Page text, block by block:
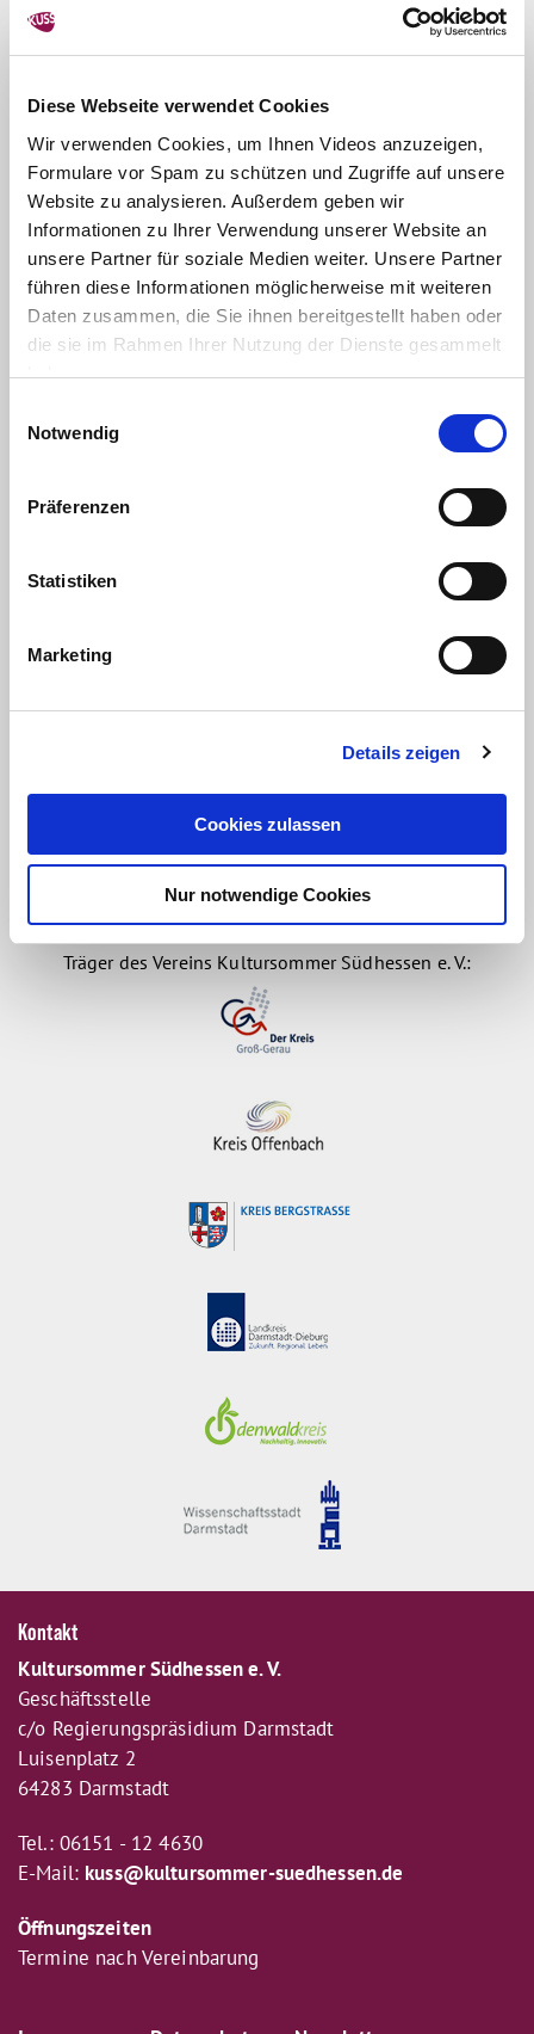
Diese Webseite verwendet Cookies
Wir verwenden Cookies, um Ihnen Videos anzuzeigen,
Formulare vor Spam zu schützen und Zugriffe auf unsere
Website zu analysieren. Außerdem geben wir
Informationen zu Ihrer Verwendung unserer Website an
unsere Partner für soziale Medien weiter. Unsere Partner
führen diese Informationen möglicherweise mit weiteren
Daten zusammen, die Sie ihnen bereitgestellt haben oder
die sie im Rahmen Ihrer Nutzung der Dienste gesammelt
haben.
Notwendig
Präferenzen
Statistiken
Marketing
Details zeigen
Cookies zulassen
Nur notwendige Cookies
Träger des Vereins Kultursommer Südhessen e. V.:
Kontakt
Kultursommer Südhessen e. V.
Geschäftsstelle
c/o Regierungspräsidium Darmstadt
Luisenplatz 2
64283 Darmstadt
Tel.: 06151 - 12 4630
E-Mail: kuss@kultursommer-suedhessen.de
Öffnungszeiten
Termine nach Vereinbarung